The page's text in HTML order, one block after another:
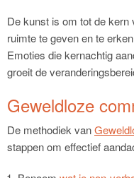
De kunst is om tot de kern
ruimte te geven en te
Emoties die kernachtig
groeit de
Geweldloze
De methodiek van
stappen om effectief